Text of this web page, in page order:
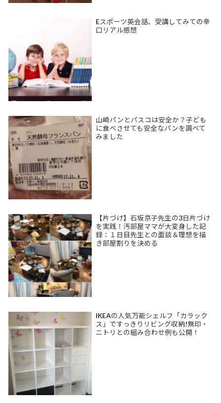
Eスポーツ英会話、受講してみての辛
口リアル感想
山崎パンとパスコは安全か？子ども
に食べさせても安全なパンを調べて
みました
【片づけ】石坂京子先生の3日片づけ
を実践！汚部屋ママが大変身した記
録：１日目先生との面談＆理想を描
き部屋割りを決める
IKEAの人気万能シェルフ「カラック
ス」ですっきりリビング収納!無印・
ニトリとの組み合わせ例も公開！